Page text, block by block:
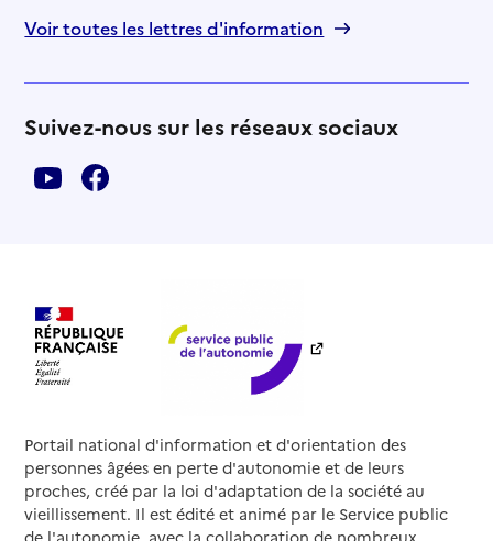
Voir toutes les lettres d'information
Suivez-nous sur les réseaux sociaux
Portail national d'information et d'orientation des
personnes âgées en perte d'autonomie et de leurs
proches, créé par la loi d'adaptation de la société au
vieillissement. Il est édité et animé par le Service public
de l'autonomie, avec la collaboration de nombreux